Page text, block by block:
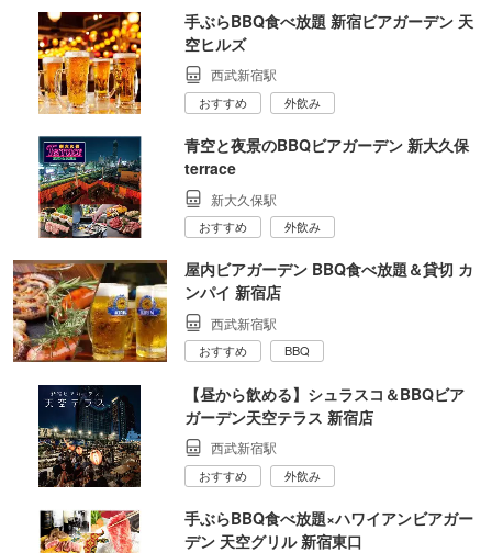
手ぶらBBQ食べ放題 新宿ビアガーデン 天
空ヒルズ
西武新宿駅
おすすめ 外飲み
青空と夜景のBBQビアガーデン 新大久保
terrace
新大久保駅
おすすめ 外飲み
屋内ビアガーデン BBQ食べ放題＆貸切 カ
ンパイ 新宿店
西武新宿駅
おすすめ BBQ
【昼から飲める】シュラスコ＆BBQビア
ガーデン天空テラス 新宿店
西武新宿駅
おすすめ 外飲み
手ぶらBBQ食べ放題×ハワイアンビアガー
デン 天空グリル 新宿東口